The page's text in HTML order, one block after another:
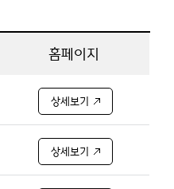
홈페이지
상세보기
상세보기